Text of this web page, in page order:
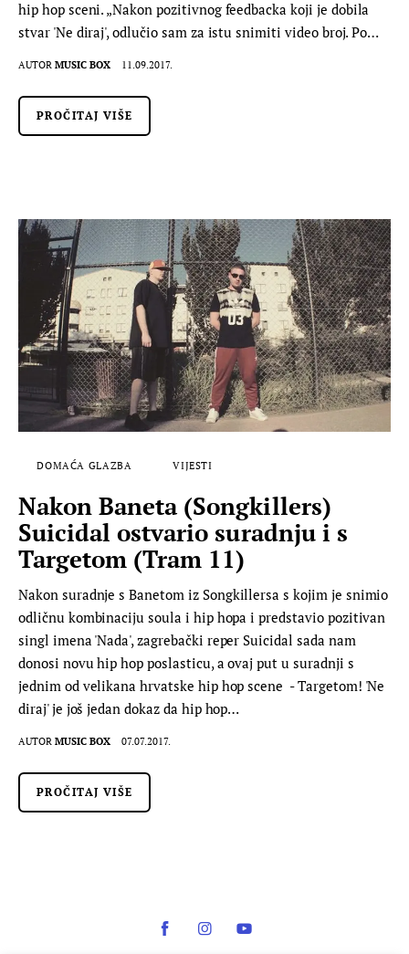
hip hop sceni. „Nakon pozitivnog feedbacka koji je dobila
stvar 'Ne diraj', odlučio sam za istu snimiti video broj. Po…
AUTOR MUSIC BOX 11.09.2017.
PROČITAJ VIŠE
DOMAĆA GLAZBA VIJESTI
Nakon Baneta (Songkillers)
Suicidal ostvario suradnju i s
Targetom (Tram 11)
Nakon suradnje s Banetom iz Songkillersa s kojim je snimio
odličnu kombinaciju soula i hip hopa i predstavio pozitivan
singl imena 'Nada', zagrebački reper Suicidal sada nam
donosi novu hip hop poslasticu, a ovaj put u suradnji s
jednim od velikana hrvatske hip hop scene - Targetom! 'Ne
diraj' je još jedan dokaz da hip hop…
AUTOR MUSIC BOX 07.07.2017.
PROČITAJ VIŠE